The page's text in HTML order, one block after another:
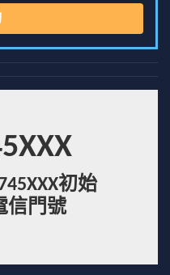
初始
信門號